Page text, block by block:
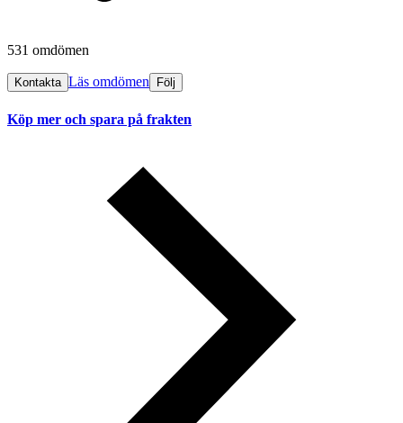
531 omdömen
Kontakta Läs omdömen Följ
Köp mer och spara på frakten